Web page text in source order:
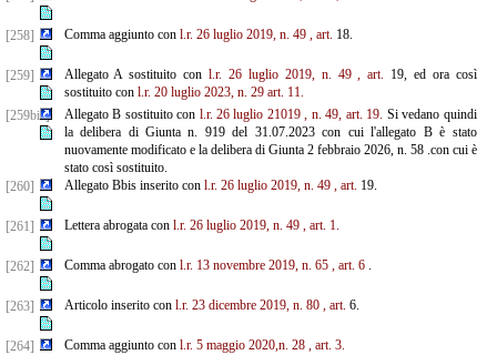
[258] Comma aggiunto con l.r. 26 luglio 2019, n. 49 , art. 18.
[259] Allegato A sostituito conl.r. 26 luglio 2019, n. 49 , art. 19, ed ora così
sostituito con l.r. 20 luglio 2023, n. 29 art. 11.
[259bis]
Allegato B sostituito con l.r. 26 luglio 21019 , n. 49, art. 19. Si vedano quindi
la delibera di Giunta n. 919 del 31.07.2023 con cui l'allegato B è stato
nuovamente modificato e la delibera di Giunta 2 febbraio 2026, n. 58 .con cui è
stato così sostituito.
[260]
Allegato Bbis inserito con l.r. 26 luglio 2019, n. 49 , art. 19.
[261] Lettera abrogata con l.r. 26 luglio 2019, n. 49 , art. 1.
[262] Comma abrogato con l.r. 13 novembre 2019, n. 65 , art. 6.
[263] Articolo inserito con l.r. 23 dicembre 2019, n. 80 , art. 6.
[264] Comma aggiunto con l.r. 5 maggio 2020,n. 28 , art. 3.